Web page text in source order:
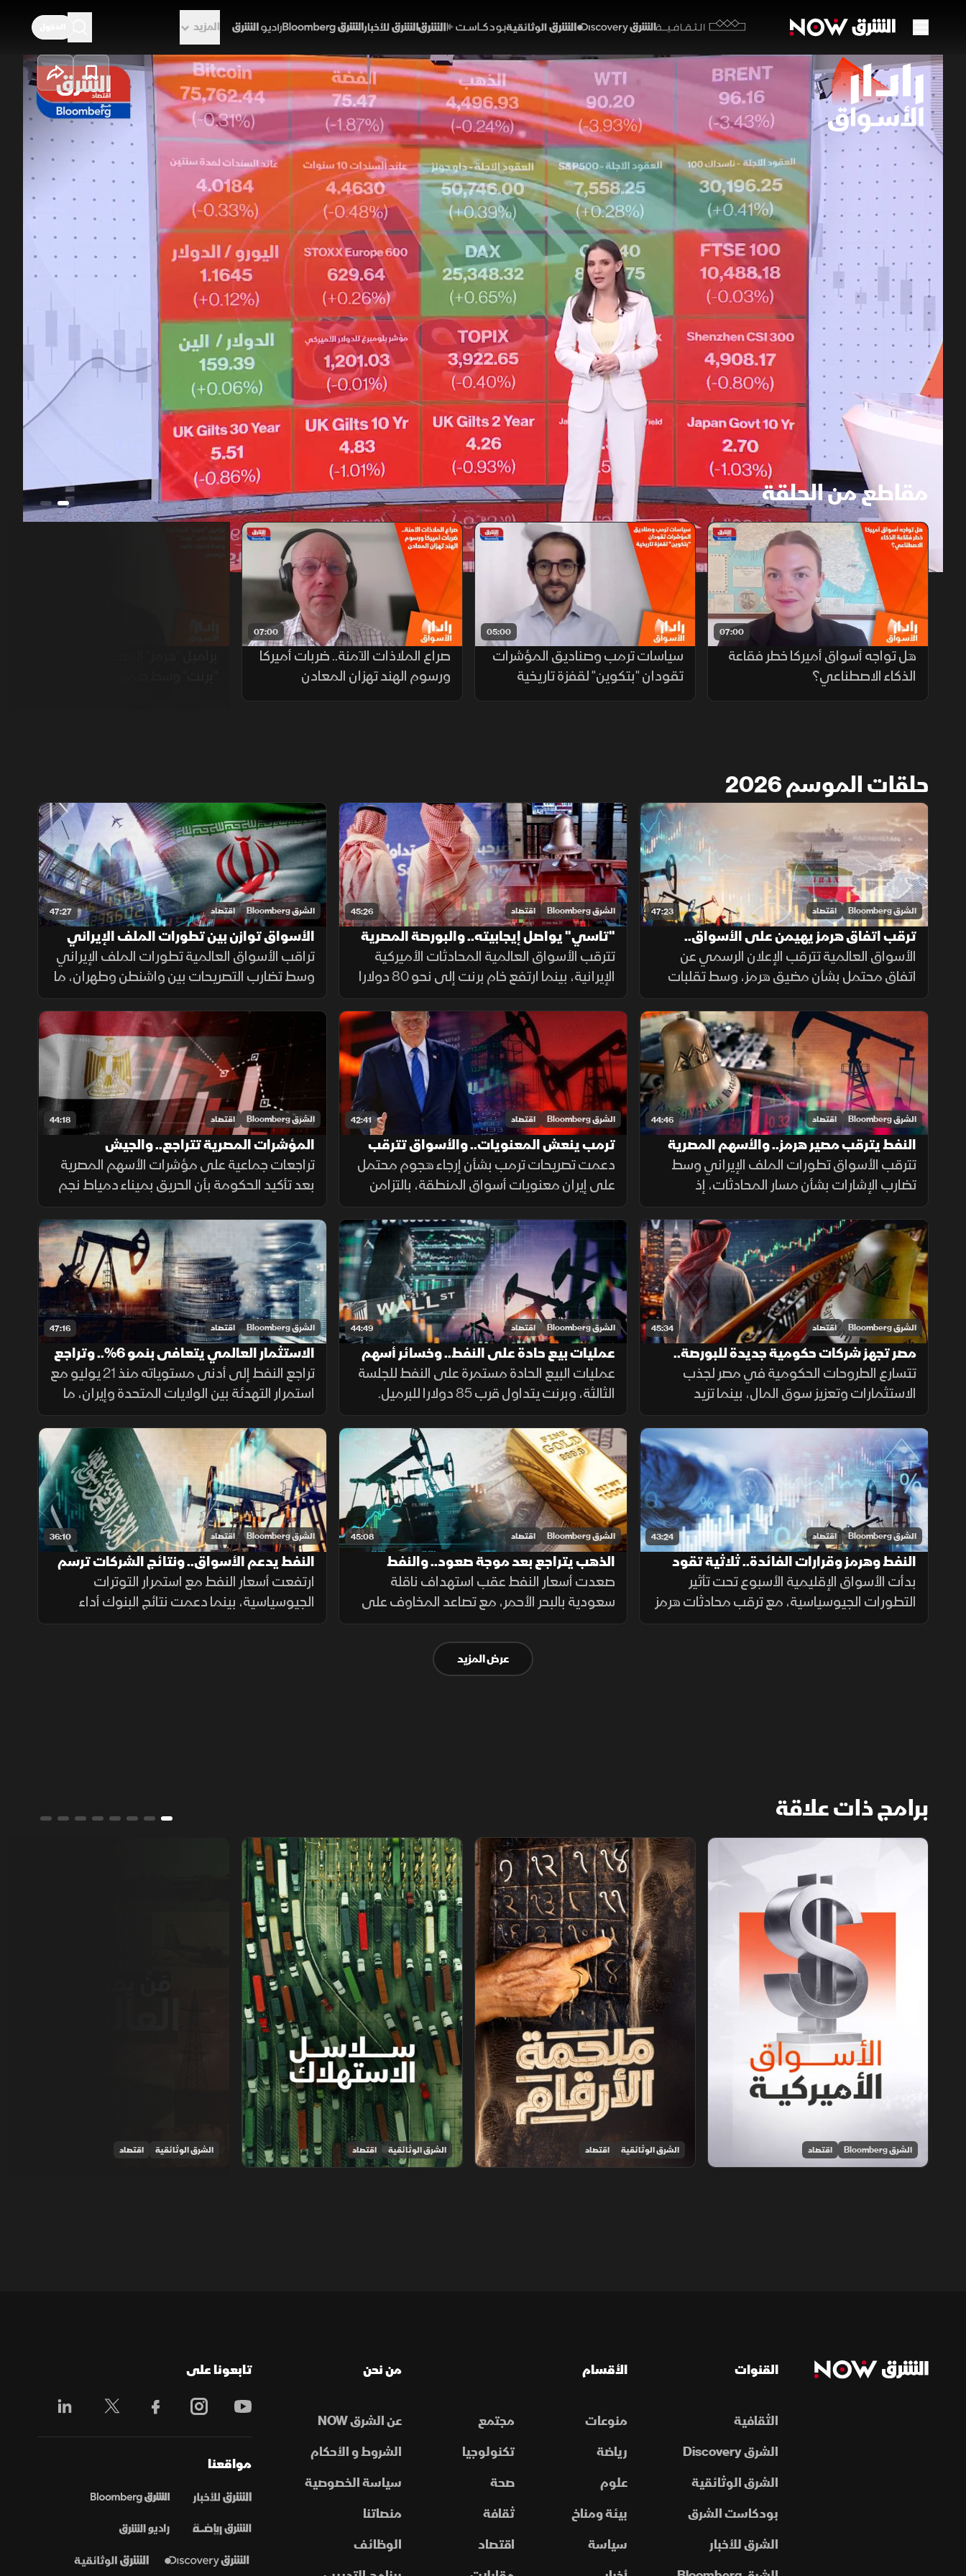
الثقافية
المزيد
1x auto
النفط والذهب يتراجعان.. والأسهم تواصل الصعود
العالمي
27 مايو 2026 46:34 اقتصاد
رادار الأسواق
واصلت الأسهم العالمية تسجيل مستويات قياسية جديدة بدعم أسهم الذكاء الاصطناعي وتزايد التفاؤل بقرب
اتفاق أميركي إيراني ينهي الحرب، بينما تراجعت أسعار النفط والذهب بالتزامن مع تحسن أداء السندات
العالمية وانخفاض العوائد، في إشارة إلى تنامي شهية المخاطرة وتحول السيولة نحو الأسهم
برامج اقتصاد الشرق خريطة برامجية جديدة رادار الأسواق نور عماشة
مقاطع من الحلقة
07:00
هل تواجه أسواق أميركا خطر فقاعة
الذكاء الاصطناعي؟
05:00
سياسات ترمب وصناديق المؤشرات
تقودان "بتكوين" لقفزة تاريخية
07:00
صراع الملاذات الآمنة.. ضربات أميركا
ورسوم الهند تهزان المعادن
حلقات الموسم 2026
47:23 الشرق Bloomberg اقتصاد
ترقب اتفاق هرمز يهيمن على الأسواق..
وتقلبات النفط تدعم حذر المستثمرين
الأسواق العالمية تترقب الإعلان الرسمي عن
اتفاق محتمل بشأن مضيق هرمز، وسط تقلبات
في أسعار النفط، ومكاسب للأسهم السعودية
والمصرية، مع استمرار حالة عدم اليقين بشأن
مسار المفاوضات.
45:26 الشرق Bloomberg اقتصاد
"تاسي" يواصل إيجابيته.. والبورصة المصرية
تقترب من رقم قياسي جديد
تترقب الأسواق العالمية المحادثات الأميركية
الإيرانية، بينما ارتفع خام برنت إلى نحو 80 دولارا
للبرميل بعد تقارير عن استهداف ناقلة في البحر
الأحمر. في المقابل، واصلت السوق السعودية
صعودها.
47:27 الشرق Bloomberg اقتصاد
الأسواق توازن بين تطورات الملف الإيراني
ونتائج الشركات الكبرى
تراقب الأسواق العالمية تطورات الملف الإيراني
وسط تضارب التصريحات بين واشنطن وطهران، ما
أعاد دعم أسعار النفط ودفع خام برنت للاقتراب
من 85 دولارا للبرميل. وفي الوقت نفسه، دعمت
نتائج أرامكو المعنويات.
44:46 الشرق Bloomberg اقتصاد
النفط يترقب مصير هرمز.. والأسهم المصرية
تواصل رحلة المكاسب
تترقب الأسواق تطورات الملف الإيراني وسط
تضارب الإشارات بشأن مسار المحادثات، إذ
تراجعت أسعار النفط بعد تصريحات ترمب، بينما
حافظت الأسهم المصرية على مكاسبها، بالتزامن
مع نفي طهران وجود مفاوضات مباشرة.
42:41 الشرق Bloomberg اقتصاد
ترمب ينعش المعنويات.. والأسواق تترقب
"أوبك+"
دعمت تصريحات ترمب بشأن إرجاء هجوم محتمل
على إيران معنويات أسواق المنطقة، بالتزامن
مع ترقب اجتماع "أوبك+". كما يترقب
المستثمرون نتائج أرامكو، بينما استعادت
البورصة المصرية جزءا من خسائرها السابقة.
44:18 الشرق Bloomberg اقتصاد
المؤشرات المصرية تتراجع.. والجيش
الأميركي يقصف إيران
تراجعات جماعية على مؤشرات الأسهم المصرية
بعد تأكيد الحكومة بأن الحريق بميناء دمياط نجم
عن طائرة مسيرة. وبدعم من نتائج قطاع
التكنولوجيا، العقود الآجلة الأميركية ترتفع.
والجيش الأميركي يقصف إيران
45:34 الشرق Bloomberg اقتصاد
مصر تجهز شركات حكومية جديدة للبورصة..
والأسهم السعودية رهينة النتائج والسيولة
تتسارع الطروحات الحكومية في مصر لجذب
الاستثمارات وتعزيز سوق المال، بينما تزيد
اضطرابات الإمدادات ونقص المشتقات مخاطر
التضخم. ويواجه الذكاء الاصطناعي منافسة
صينية وتساؤلات العوائد.
44:49 الشرق Bloomberg اقتصاد
عمليات بيع حادة على النفط.. وخسائر أسهم
التكنولوجيا في آسيا تمتد لـ"وول ستريت"
عمليات البيع الحادة مستمرة على النفط للجلسة
الثالثة، وبرنت يتداول قرب 85 دولارا للبرميل.
وخسائر أسهم قطاع التكنولوجيا في آسيا تمتد
إلى "وول ستريت"، والعقود الآجلة للمؤشرات
الأميركية تتراجع.
47:16 الشرق Bloomberg اقتصاد
الاستثمار العالمي يتعافى بنمو 6%.. وتراجع
النفط يعزز شهية المخاطرة
تراجع النفط إلى أدنى مستوياته منذ 21 يوليو مع
استمرار التهدئة بين الولايات المتحدة وإيران، ما
دعم شهية المخاطرة. وأظهر تقرير الاستثمار
العالمي تعافي نمو تدفقات الاستثمار الأجنبي
المباشر 6% خلال 2025
43:24 الشرق Bloomberg اقتصاد
النفط وهرمز وقرارات الفائدة.. ثلاثية تقود
الأسواق هذا الأسبوع
بدأت الأسواق الإقليمية الأسبوع تحت تأثير
التطورات الجيوسياسية، مع ترقب محادثات هرمز
وانعكاس تراجع النفط على سهم أرامكو. كما
45:08 الشرق Bloomberg اقتصاد
الذهب يتراجع بعد موجة صعود.. والنفط
يستفيد من التوترات
صعدت أسعار النفط عقب استهداف ناقلة
سعودية بالبحر الأحمر، مع تصاعد المخاوف على
الإمدادات. وفي المقابل، تراجع الذهب، بينما
أكدت الإدارة الأميركية أن إيران ليست مستعدة
لإبرام اتفاق ولوحت بمزيد من الضربات
36:10 الشرق Bloomberg اقتصاد
النفط يدعم الأسواق.. ونتائج الشركات ترسم
أداء الأسهم السعودية
ارتفعت أسعار النفط مع استمرار التوترات
الجيوسياسية، بينما دعمت نتائج البنوك أداء
السوق السعودي، في مقابل تباين نتائج شركات
عرض المزيد
برامج ذات علاقة
الأسواق الأميركية
الشرق Bloomberg اقتصاد
ملحمة الأرقام
الشرق الوثائقية اقتصاد
سلاسل الاستهلاك
الشرق الوثائقية اقتصاد الشرق الوثائقية اقتصاد
القنوات
الثقافية
الشرق Discovery
الشرق الوثائقية
بودكاست الشرق
الشرق للأخبار
الأقسام
منوعات
مجتمع
رياضة
تكنولوجيا
علوم
صحة
بيئة ومناخ
ثقافة
سياسة
اقتصاد
من نحن
عن الشرق NOW
الشروط و الأحكام
سياسة الخصوصية
منصاتنا
الوظائف
تابعونا على
مواقعنا